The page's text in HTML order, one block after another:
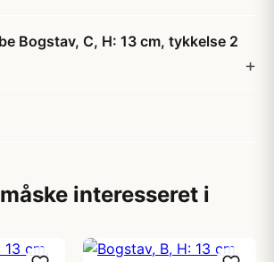
Bogstav, C, H: 13 cm, tykkelse 2
interesseret i